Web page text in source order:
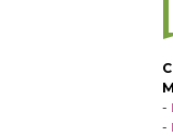
-
-